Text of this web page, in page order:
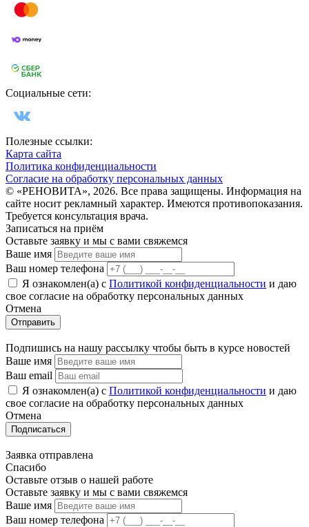
Социальные сети:
Полезные ссылки:
Карта сайта
Политика конфиденциальности
Согласие на обработку персональных данных
© «РЕНОВИТА», 2026. Все права защищены. Информация на
сайте носит рекламный характер. Имеются противопоказания.
Требуется консультация врача.
Записаться на приём
Оставьте заявку и мы с вами свяжемся
Ваше имя
Ваш номер телефона
Я ознакомлен(а) с Политикой конфиденциальности и даю
свое cогласие на обработку персональных данных
Отмена
Отправить
Подпишись на нашу рассылку чтобы быть в курсе новостей
Ваше имя
Ваш email
Я ознакомлен(а) с Политикой конфиденциальности и даю
свое cогласие на обработку персональных данных
Отмена
Подписаться
Заявка отправлена
Спасибо
Оставьте отзыв о нашей работе
Оставьте заявку и мы с вами свяжемся
Ваше имя
Ваш номер телефона